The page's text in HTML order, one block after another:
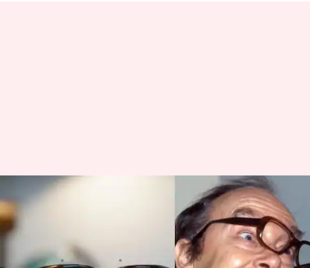
प्रसिद्ध हास्य अभिनेता एरिक मोरेकैम्बे
का चश्मा हुआ नीलाम, 21 लाख
रुपये से अधिक लगी बोली
लेखन सयाली Jan 12, 2025